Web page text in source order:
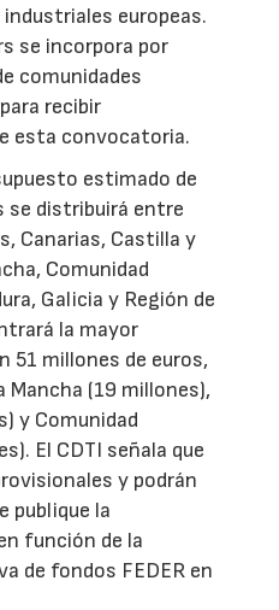
europeas.
se incorpora por
comunidades
recibir
esta convocatoria.
estimado de
se distribuirá entre
Canarias, Castilla y
Comunidad
Galicia y Región de
la mayor
51 millones de euros,
Mancha (19 millones),
y Comunidad
El CDTI señala que
y podrán
publique la
función de la
de fondos FEDER en